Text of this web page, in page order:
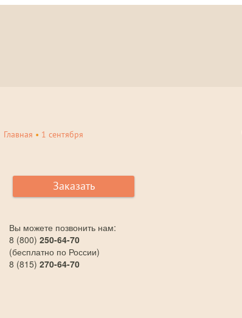
Главная • 1 сентября
Заказать
Вы можете позвонить нам:
8 (800)250-64-70
(бесплатно по России)
8 (815)270-64-70